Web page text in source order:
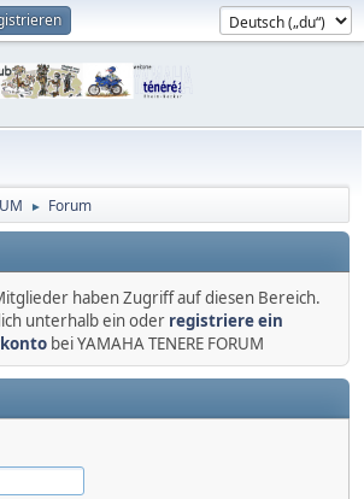
► Forum
haben Zugriff auf diesen Bereich.
unterhalb ein oder registriere ein
bei YAMAHA TENERE FORUM